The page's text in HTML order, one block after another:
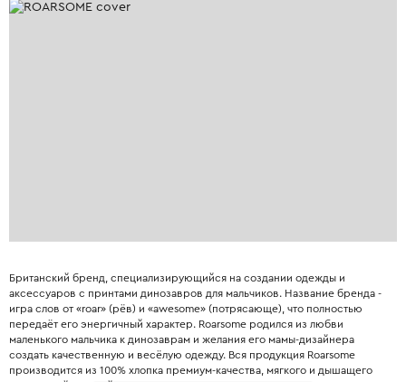
Британский бренд, специализирующийся на создании одежды и
аксессуаров с принтами динозавров для мальчиков. Название бренда -
игра слов от «roar» (рёв) и «awesome» (потрясающе), что полностью
передаёт его энергичный характер. Roarsome родился из любви
маленького мальчика к динозаврам и желания его мамы-дизайнера
создать качественную и весёлую одежду. Вся продукция Roarsome
производится из 100% хлопка премиум-качества, мягкого и дышащего